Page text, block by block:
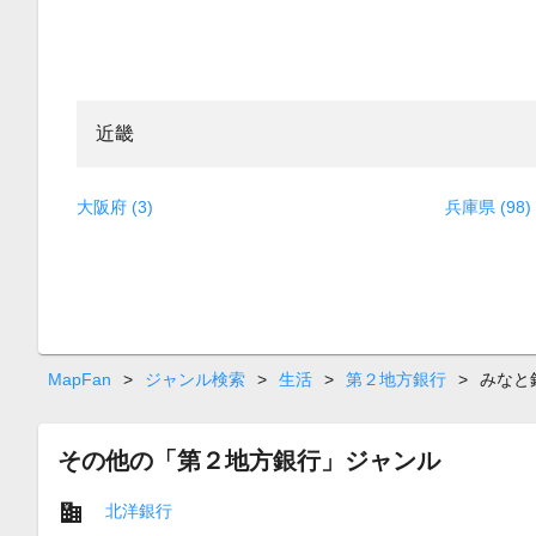
近畿
大阪府 (3) 兵庫県 (98)
MapFan > ジャンル検索 > 生活 > 第２地方銀行 > みなと
その他の「第２地方銀行」ジャンル
北洋銀行